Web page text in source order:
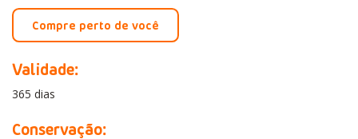
Compre perto de você
Validade:
365 dias
Conservação: